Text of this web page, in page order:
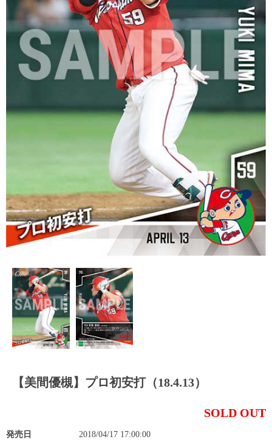
【美間優槻】プロ初安打（18.4.13）
SOLD OUT
発売日 2018/04/17 17:00:00